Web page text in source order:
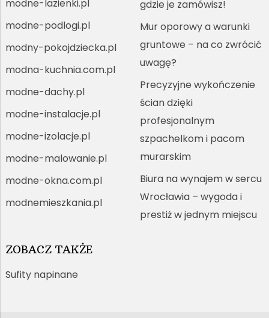
modne-lazienki.pl
modne-podlogi.pl
modny-pokojdziecka.pl
modna-kuchnia.com.pl
modne-dachy.pl
modne-instalacje.pl
modne-izolacje.pl
modne-malowanie.pl
modne-okna.com.pl
modnemieszkania.pl
gdzie je zamówisz!
Mur oporowy a warunki
gruntowe – na co zwrócić
uwagę?
Precyzyjne wykończenie
ścian dzięki
profesjonalnym
szpachelkom i pacom
murarskim
Biura na wynajem w sercu
Wrocławia – wygoda i
prestiż w jednym miejscu
ZOBACZ TAKŻE
Sufity napinane